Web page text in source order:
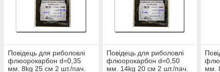
Повідець для риболовлі
флюорокарбон d=0,35
мм. 8kg 25 см 2 шт./пач.
Повідець для риболовлі
флюорокарбон d=0,50
мм. 14kg 20 см 2 шт./пач.
мм.